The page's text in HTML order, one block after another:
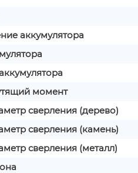
аккумулятора
момент
сверления (дерево)
сверления (камень)
сверления (металл)